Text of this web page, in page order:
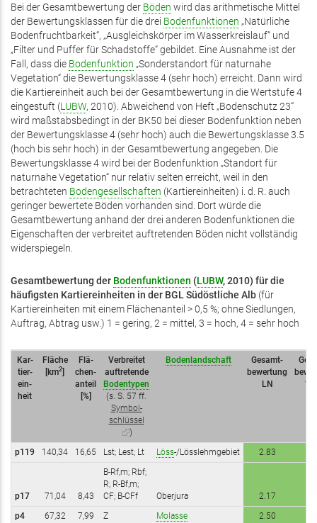
Bei der Gesamtbewertung der Böden wird das arithmetische Mittel
der Bewertungsklassen für die drei Bodenfunktionen „Natürliche
Bodenfruchtbarkeit“, „Ausgleichskörper im Wasserkreislauf“ und
„Filter und Puffer für Schadstoffe“ gebildet. Eine Ausnahme ist der
Fall, dass die Bodenfunktion „Sonderstandort für naturnahe
Vegetation“ die Bewertungsklasse 4 (sehr hoch) erreicht. Dann wird
die Kartiereinheit auch bei der Gesamtbewertung in die Wertstufe 4
eingestuft (LUBW, 2010). Abweichend von Heft „Bodenschutz 23“
wird maßstabsbedingt in der BK50 bei dieser Bodenfunktion neben
der Bewertungsklasse 4 (sehr hoch) auch die Bewertungsklasse 3.5
(hoch bis sehr hoch) in der Gesamtbewertung angegeben. Die
Bewertungsklasse 4 wird bei der Bodenfunktion „Standort für
naturnahe Vegetation“ nur relativ selten erreicht, weil in den
betrachteten Bodengesellschaften (Kartiereinheiten) i. d. R. auch
geringer bewertete Böden vorhanden sind. Dort würde die
Gesamtbewertung anhand der drei anderen Bodenfunktionen die
Eigenschaften der verbreitet auftretenden Böden nicht vollständig
widerspiegeln.
Gesamtbewertung der Bodenfunktionen (LUBW, 2010) für die
häufigsten Kartiereinheiten in der BGLSüdöstliche Alb (für
Kartiereinheiten mit einem Flächenanteil > 0,5 %; ohne Siedlungen,
Auftrag, Abtrag usw.) 1 = gering, 2 = mittel, 3 = hoch, 4 = sehr hoch
Kar­
tier­
ein­
heit
Fläche
[km2]
Flä­
chen­
an­teil
[%]
Verbreitet
auftretende
Bodentypen
(s. S. 57 ff.
Symbol­
schlüssel
(Link
ist
extern)
)
Bodenlandschaft
Gesamt­­
bewertung
LN
p119 140,34 16,65 Lst; Lest; Lt Löss-/Lösslehmgebiet 2.83
p17 71,04 8,43
B-Rf,m; Rbf;
R; R-Bf,m;
CF; B-CFf
Oberjura 2.17
p4
67,32 7,99 Z Molasse 2.50